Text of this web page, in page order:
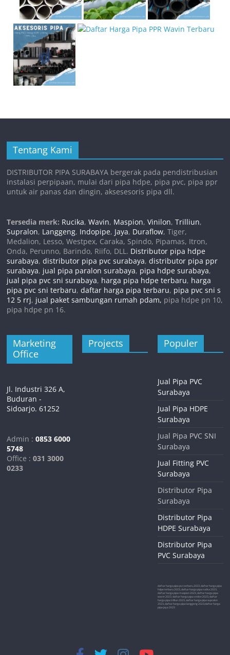
Tentang Kami
DISTRIBUTOR PIPA SURABAYA bergerak pada pendistribusian
instalasi perpipaan, mulai dari pipa hdpe, pipa pvc, pipa ppr
untuk air panas dan dingin, aksesesoris pipa dll.
Tersedia merk: Rucika,Wavin, Maspion,Vinilon,Trilliun,
Supralon, Langgeng, Indopipe, Jaya, Duraflow, Tiger,
Medalion, Lesso, Westpex, Caraka, Spindo, Pipamas, Itron,
Onda, Perunno, Barindo, Riifo, DLL. Distributor pipa hdpe
surabaya,distributor pipa pvc surabaya,distributor pipa ppr
surabaya, jual pipa paralon surabaya, pipa hdpe surabaya,
jual pipa pvc sni surabaya, harga pipa hdpe terbaru, harga
pipa pvc sni terbaru,daftar harga pipa terbaru, pipa pvc sni s
12 5 rrj, jual paket sambungan rumah pdam, pipa hdpe pn 10,
pipa hdpe pn 16.
Marketing
Office
Jl. Industri 326 A,
Buduran -
Sidoarjo. 61252
Admin :0853 6000
5748
Office : 031 3000
0233
Projects Populer
Jual Pipa PVC
Surabaya
Jual Pipa HDPE
Surabaya
Jual Pipa PVC SNI
Surabaya
Jual Fitting PVC
Surabaya
Distributor Pipa
Surabaya
Distributor Pipa
HDPE Surabaya
Distributor Pipa
PVC Surabaya
daftar harga pipa pvc terbaru 2023, daftar harga pipa
hdpe terbaru 2023, daftar harga pipa rucika 2023,
daftar harga pipa maspion 2023, daftar harga pipa
wavin 2023, daftar harga pipa vinilon 2023, daftar
harga pipa trilliun 2023, daftar harga pipa supralon
2023, daftar harga pipa langgeng 2023,daftar harga
pipa jaya 2023